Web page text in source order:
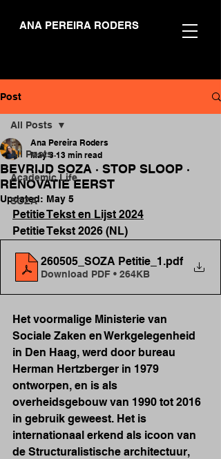
ANA PEREIRA RODERS
Post
All Posts
Academic Life
SOZA
All Posts
BEVRIJD SOZA · STOP SLOOP ·
RENOVATIE EERST
Ana Pereira Roders
May 3 13 min read
Updated: May 5
Petitie Tekst en Lijst 2024
Petitie Tekst 2026 (NL)
260505_SOZA Petitie_1 .pdf
Download PDF • 264KB
Het voormalige Ministerie van
Sociale Zaken en Werkgelegenheid
in Den Haag, werd door bureau
Herman Hertzberger in 1979
ontworpen, en is als
overheidsgebouw van 1990 tot 2016
in gebruik geweest. Het is
internationaal erkend als icoon van
de Structuralistische architectuur,